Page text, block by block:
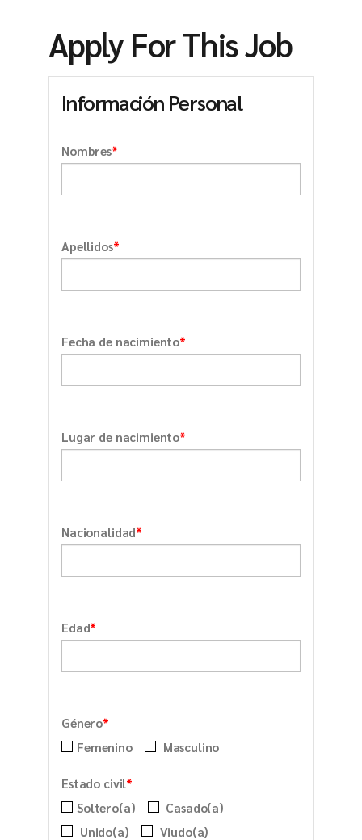
Apply For This Job
Información Personal
Nombres*
Apellidos*
Fecha de nacimiento*
Lugar de nacimiento*
Nacionalidad*
Edad*
Género*
Femenino Masculino
Estado civil*
Soltero(a)
Casado(a)
Unido(a)
Viudo(a)